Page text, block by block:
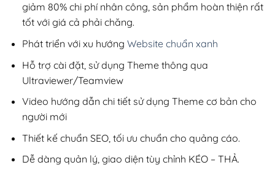
giảm 80% chi phí nhân công, sản phẩm hoàn thiện rất
tốt với giá cả phải chăng.
Phát triển với xu hướng Website chuẩn xanh
Hỗ trợ cài đặt, sử dụng Theme thông qua
Ultraviewer/Teamview
Video hướng dẫn chi tiết sử dụng Theme cơ bản cho
người mới
Thiết kế chuẩn SEO, tối ưu chuẩn cho quảng cáo.
Dễ dàng quản lý, giao diện tùy chỉnh KÉO – THẢ.